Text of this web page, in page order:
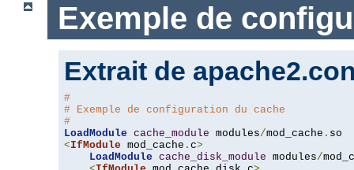
Exemple de
Extrait de
#
# Exemple de configuration du cache
#
LoadModule cache_module modules/mod_cache .
<IfModule mod_cache . c>
LoadModule cache_disk_module modules/